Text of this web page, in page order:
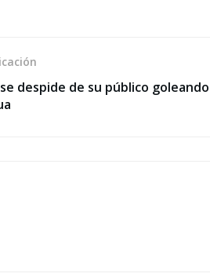
despide de su público goleando